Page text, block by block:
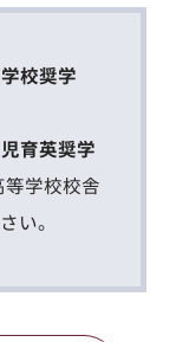
校奨学
育英奨学
等学校校舎
い。